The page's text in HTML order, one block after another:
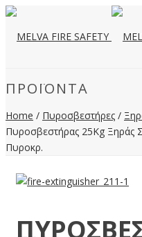
ΠΡΟΪΌΝΤΑ
Home / Πυροσβεστήρες /
Πυροσβεστήρας 25Kg Ξηράς
Πυροκρ.